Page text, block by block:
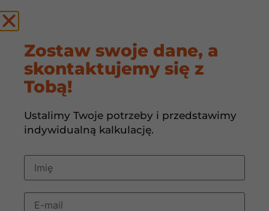
Ogrzewanie
powietrzne? To nie
przyszłość. To działa
już dziś.
1 grudnia, 2025
Zostaw swoje dane, a
skontaktujemy się z
Tobą!
Ustalimy Twoje potrzeby i przedstawimy
indywidualną kalkulację.